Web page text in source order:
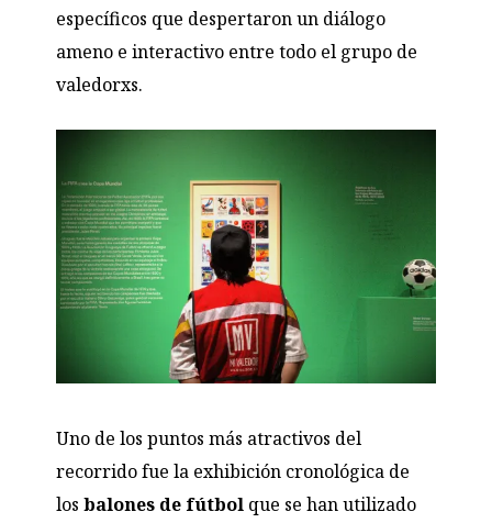
específicos que despertaron un diálogo
ameno e interactivo entre todo el grupo de
valedorxs.
Uno de los puntos más atractivos del
recorrido fue la exhibición cronológica de
losbalones de fútbol que se han utilizado